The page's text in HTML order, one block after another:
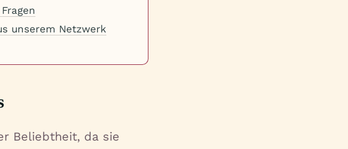
unserem Netzwerk
Beliebtheit, da sie